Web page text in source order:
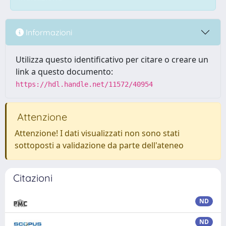
Informazioni
Utilizza questo identificativo per citare o creare un
link a questo documento:
https://hdl.handle.net/11572/40954
Attenzione
Attenzione! I dati visualizzati non sono stati
sottoposti a validazione da parte dell'ateneo
Citazioni
ND
ND